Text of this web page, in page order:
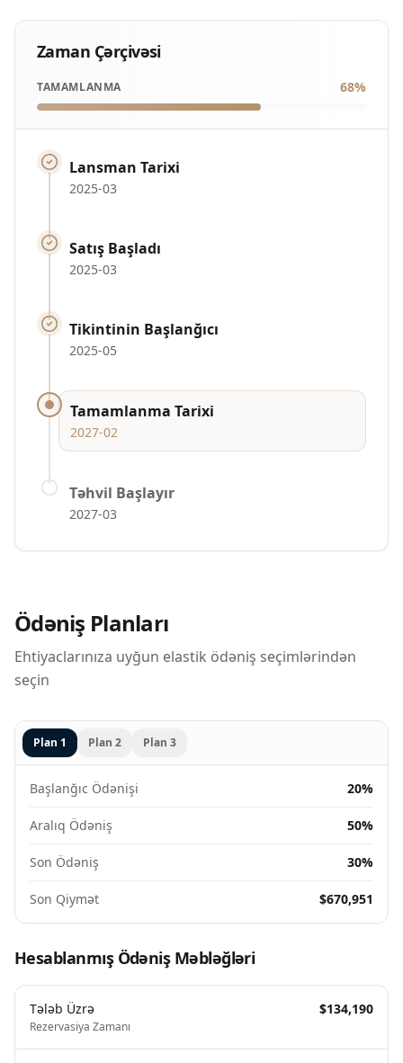
Zaman Çərçivəsi
TAMAMLANMA 68%
Lansman Tarixi
2025-03
Satış Başladı
2025-03
Tikintinin Başlanğıcı
2025-05
Tamamlanma Tarixi
2027-02
Təhvil Başlayır
2027-03
Ödəniş Planları
Ehtiyaclarınıza uyğun elastik ödəniş seçimlərindən
seçin
Plan 1 Plan 2 Plan 3
Başlanğıc Ödənişi 20%
Aralıq Ödəniş 50%
Son Ödəniş 30%
Son Qiymət $670,951
Hesablanmış Ödəniş Məbləğləri
Tələb Üzrə
Rezervasiya Zamanı
$134,190